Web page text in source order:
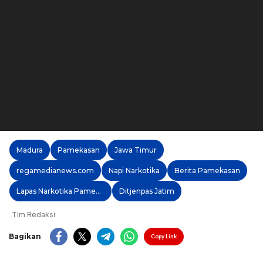
Madura Pamekasan Jawa Timur
regamedianews.com Napi Narkotika Berita Pamekasan
Lapas Narkotika Pamekasan Ditjenpas Jatim
Tim Redaksi
Bagikan Copy Link